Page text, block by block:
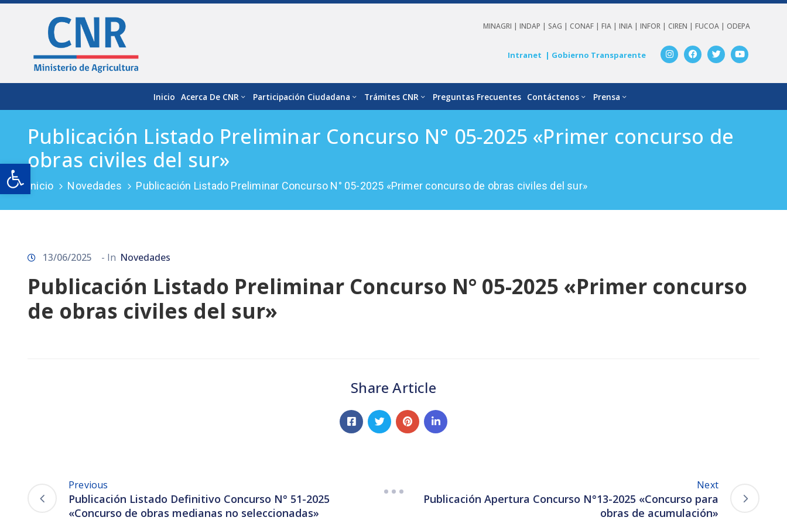
Open toolbar
MINAGRI |INDAP | SAG | CONAF |FIA |INIA |INFOR | CIREN |FUCOA | ODEPA
Intranet | Gobierno Transparente
Inicio Acerca De CNR Participación Ciudadana Trámites CNR Preguntas Frecuentes Contáctenos Prensa
Publicación Listado Preliminar Concurso N° 05-2025 «Primer concurso de
obras civiles del sur»
Inicio Novedades Publicación Listado Preliminar Concurso N° 05-2025 «Primer concurso de obras civiles del sur»
13/06/2025 - In Novedades
Publicación Listado Preliminar Concurso N° 05-2025 «Primer concurso
de obras civiles del sur»
Share Article
Previous
Publicación Listado Definitivo Concurso N° 51-2025
«Concurso de obras medianas no seleccionadas»
Next
Publicación Apertura Concurso N°13-2025 «Concurso para
obras de acumulación»